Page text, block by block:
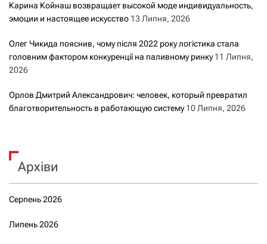
Карина Койнаш возвращает высокой моде индивидуальность,
эмоции и настоящее искусство 13 Липня, 2026
Олег Чикида пояснив, чому після 2022 року логістика стала
головним фактором конкуренції на паливному ринку 11 Липня,
2026
Орлов Дмитрий Александрович: человек, который превратил
благотворительность в работающую систему 10 Липня, 2026
Архіви
Серпень 2026
Липень 2026